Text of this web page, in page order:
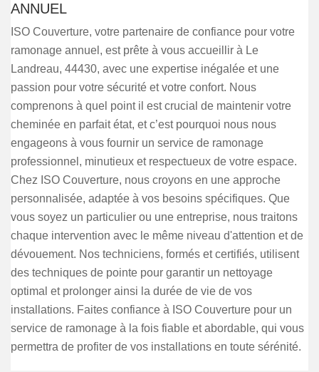
ANNUEL
ISO Couverture, votre partenaire de confiance pour votre
ramonage annuel, est prête à vous accueillir à Le
Landreau, 44430, avec une expertise inégalée et une
passion pour votre sécurité et votre confort. Nous
comprenons à quel point il est crucial de maintenir votre
cheminée en parfait état, et c’est pourquoi nous nous
engageons à vous fournir un service de ramonage
professionnel, minutieux et respectueux de votre espace.
Chez ISO Couverture, nous croyons en une approche
personnalisée, adaptée à vos besoins spécifiques. Que
vous soyez un particulier ou une entreprise, nous traitons
chaque intervention avec le même niveau d'attention et de
dévouement. Nos techniciens, formés et certifiés, utilisent
des techniques de pointe pour garantir un nettoyage
optimal et prolonger ainsi la durée de vie de vos
installations. Faites confiance à ISO Couverture pour un
service de ramonage à la fois fiable et abordable, qui vous
permettra de profiter de vos installations en toute sérénité.